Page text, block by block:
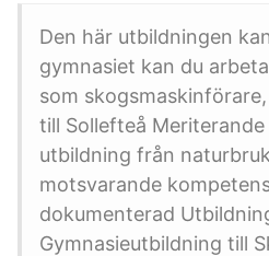
Den här utbildningen
gymnasiet kan du
som
till Sollefteå
utbildning från
motsvarande
dokumenterad
Gymnasieutbildning till